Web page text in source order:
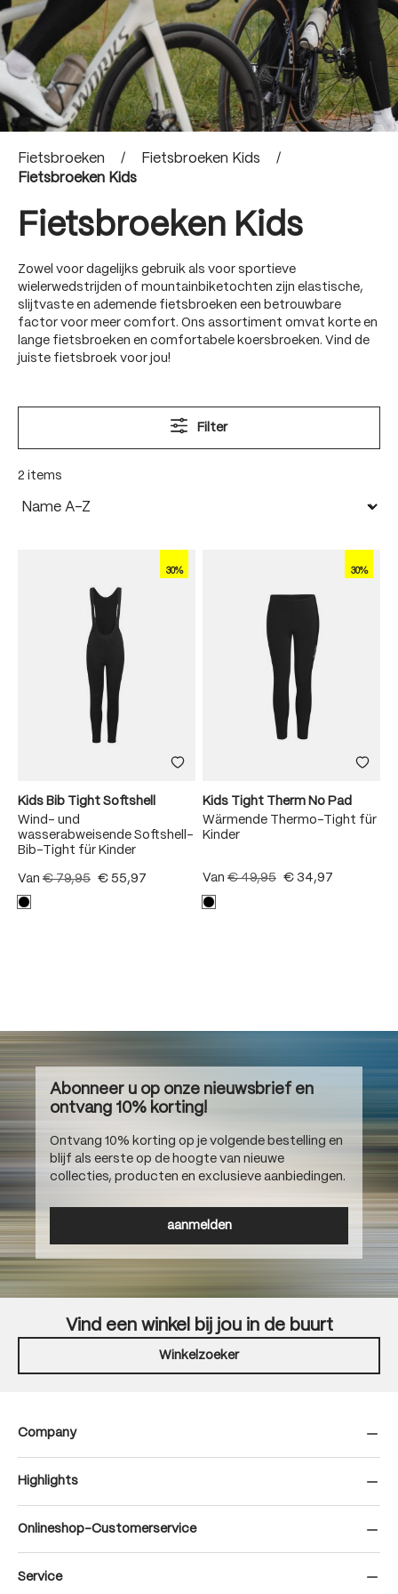
Fietsbroeken / Fietsbroeken Kids /
Fietsbroeken Kids
Fietsbroeken Kids
Zowel voor dagelijks gebruik als voor sportieve
wielerwedstrijden of mountainbiketochten zijn elastische,
slijtvaste en ademende fietsbroeken een betrouwbare
factor voor meer comfort. Ons assortiment omvat korte en
lange fietsbroeken en comfortabele koersbroeken. Vind de
juiste fietsbroek voor jou!
Filter
2 items
30%
Kids Bib Tight Softshell
Wind- und
wasserabweisende Softshell-
Bib-Tight für Kinder
Van € 79,95 € 55,97
30%
Kids Tight Therm No Pad
Wärmende Thermo-Tight für
Kinder
Van € 49,95 € 34,97
Abonneer u op onze nieuwsbrief en
ontvang 10% korting!
Ontvang 10% korting op je volgende bestelling en
blijf als eerste op de hoogte van nieuwe
collecties, producten en exclusieve aanbiedingen.
aanmelden
Vind een winkel bij jou in de buurt
Winkelzoeker
Company
Highlights
Onlineshop-Customerservice
Service